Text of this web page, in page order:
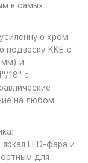
в самых
хром-
KKE с
мм) и
18" с
на любом
LED-фара и
для